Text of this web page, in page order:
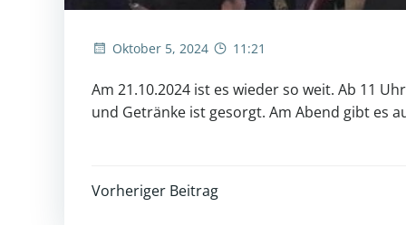
Oktober 5, 2024 11:21
Am 21.10.2024 ist es wieder so weit. Ab 11
und Getränke ist gesorgt. Am Abend gibt es
Post
Vorheriger Beitrag